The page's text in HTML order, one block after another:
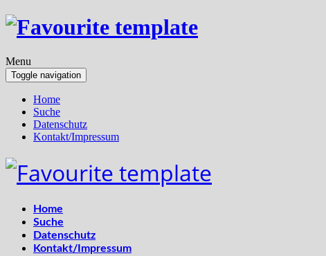
Menu
Toggle navigation
Home
Suche
Datenschutz
Kontakt/Impressum
Home
Suche
Datenschutz
Kontakt/Impressum